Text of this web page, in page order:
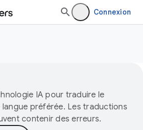
Connexion
IA pour traduire le
préférée. Les traductions
contenir des erreurs.